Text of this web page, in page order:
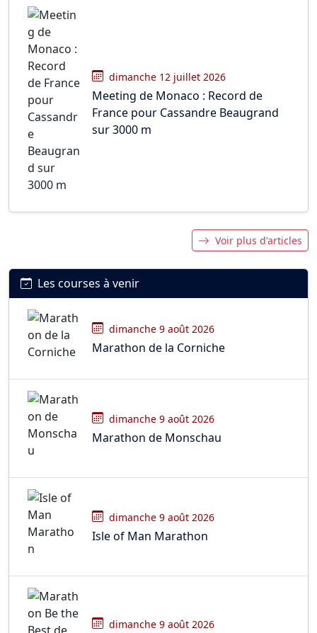
dimanche 12 juillet 2026
Meeting de Monaco : Record de
France pour Cassandre Beaugrand
sur 3000 m
Voir plus d'articles
Les courses à venir
dimanche 9 août 2026
Marathon de la Corniche
dimanche 9 août 2026
Marathon de Monschau
dimanche 9 août 2026
Isle of Man Marathon
dimanche 9 août 2026